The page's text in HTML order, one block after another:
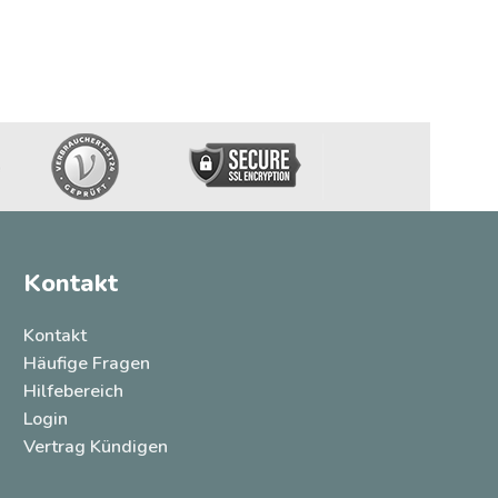
Kontakt
Kontakt
Häufige Fragen
Hilfebereich
Login
Vertrag Kündigen